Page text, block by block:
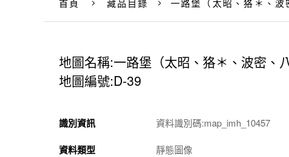
首頁 藏品目錄 一路堡（太昭、狢＊、波
地圖名稱:一路堡（太昭、狢＊、波密、八
地圖編號:D-39
識別資訊 資料識別碼:map_imh_10457
資料類型 靜態圖像